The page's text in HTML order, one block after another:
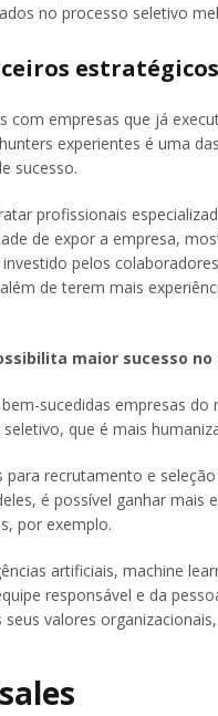
no processo seletivo
estratégicos
com empresas que já
experientes é uma
sucesso.
profissionais
de expor a empresa,
pelos
de terem mais
maior sucesso
sucedidas empresas
que é mais
recrutamento e
é possível ganhar
por exemplo.
artificiais, machine
responsável e da
valores